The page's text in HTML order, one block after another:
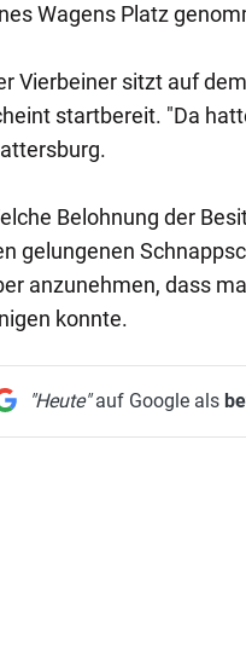
Wagens Platz
Vierbeiner sitzt auf
startbereit. "Da
Belohnung der
gelungenen
anzunehmen, dass
konnte.
"Heute"auf Google als